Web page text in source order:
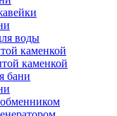
воды
каменкой
каменкой
бани